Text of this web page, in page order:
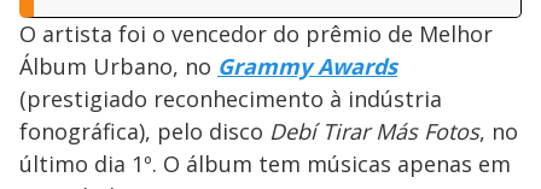
O artista foi o vencedor do prêmio de Melhor
Álbum Urbano, no Grammy Awards
(prestigiado reconhecimento à indústria
fonográfica), pelo disco Debí Tirar Más Fotos, no
último dia 1º. O álbum tem músicas apenas em